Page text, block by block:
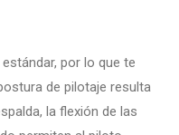
por lo que te
de pilotaje resulta
la flexión de las